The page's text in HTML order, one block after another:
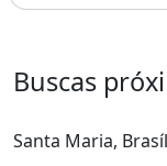
Buscas
Santa Maria,